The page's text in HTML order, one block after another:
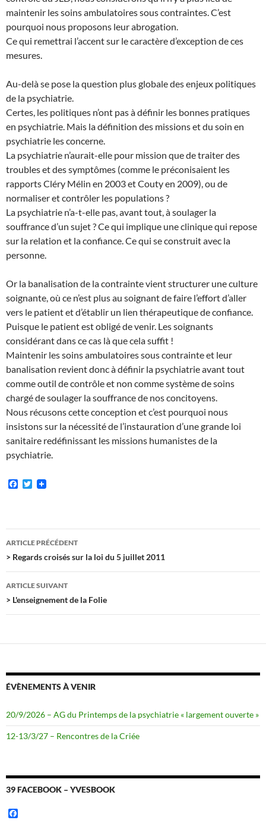
maintenir les soins ambulatoires sous contraintes. C’est
pourquoi nous proposons leur abrogation.
Ce qui remettrai l’accent sur le caractère d’exception de ces
mesures.
Au-delà se pose la question plus globale des enjeux politiques
de la psychiatrie.
Certes, les politiques n’ont pas à définir les bonnes pratiques
en psychiatrie. Mais la définition des missions et du soin en
psychiatrie les concerne.
La psychiatrie n’aurait-elle pour mission que de traiter des
troubles et des symptômes (comme le préconisaient les
rapports Cléry Mélin en 2003 et Couty en 2009), ou de
normaliser et contrôler les populations ?
La psychiatrie n’a-t-elle pas, avant tout, à soulager la
souffrance d’un sujet ? Ce qui implique une clinique qui repose
sur la relation et la confiance. Ce qui se construit avec la
personne.
Or la banalisation de la contrainte vient structurer une culture
soignante, où ce n’est plus au soignant de faire l’effort d’aller
vers le patient et d’établir un lien thérapeutique de confiance.
Puisque le patient est obligé de venir. Les soignants
considérant dans ce cas là que cela suffit !
Maintenir les soins ambulatoires sous contrainte et leur
banalisation revient donc à définir la psychiatrie avant tout
comme outil de contrôle et non comme système de soins
chargé de soulager la souffrance de nos concitoyens.
Nous récusons cette conception et c’est pourquoi nous
insistons sur la nécessité de l’instauration d’une grande loi
sanitaire redéfinissant les missions humanistes de la
psychiatrie.
F
o
o
T
e
r
Navigation
des
articles
ARTICLE PRÉCÉDENT
> Regards croisés sur la loi du 5 juillet 2011
ARTICLE SUIVANT
> L'enseignement de la Folie
ÉVÈNEMENTS À VENIR
20/9/2026 – AG du Printemps de la psychiatrie « largement ouverte »
12-13/3/27 – Rencontres de la Criée
39 FACEBOOK – YVESBOOK